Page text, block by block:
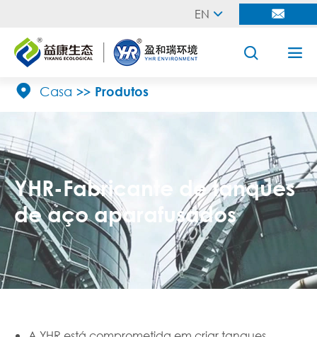
EN  
 
 Casa Produtos
YHR-Fabricante de tanques
de aço aparafusados